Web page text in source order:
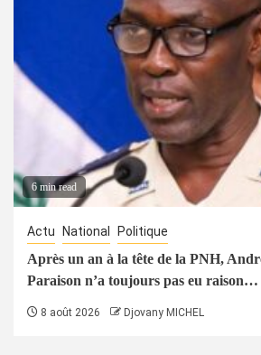
6 min read
Actu National Politique
Après un an à la tête de la PNH,
Paraison n’a toujours pas eu raison…
8 août 2026 Djovany MICHEL